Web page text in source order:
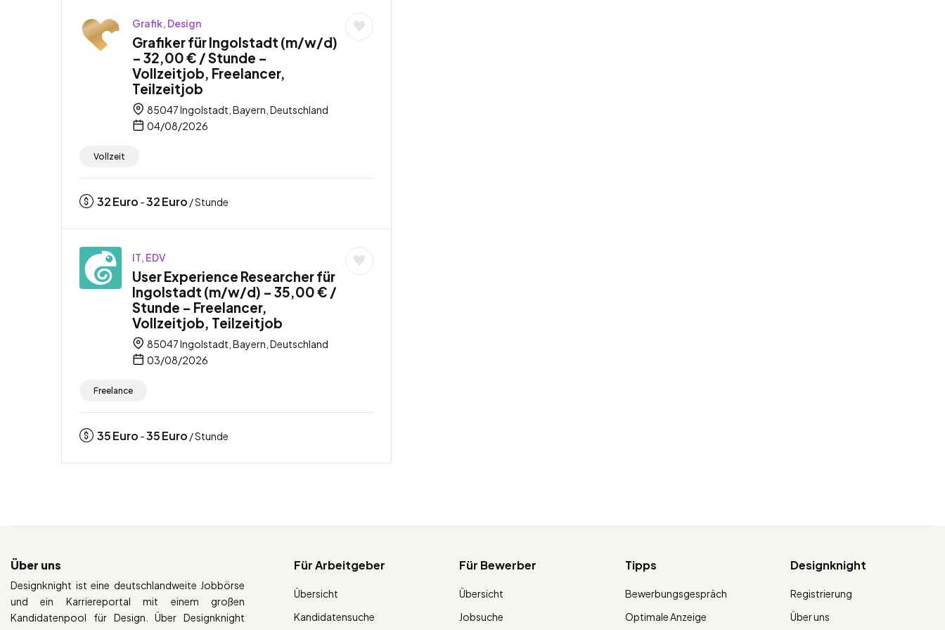
Grafik, Design
Grafiker für Ingolstadt (m/w/d)
– 32,00 € / Stunde –
Vollzeitjob, Freelancer,
Teilzeitjob
85047 Ingolstadt, Bayern, Deutschland
04/08/2026
Vollzeit
32Euro -32Euro / Stunde
IT, EDV
User Experience Researcher für
Ingolstadt (m/w/d) – 35,00 € /
Stunde – Freelancer,
Vollzeitjob, Teilzeitjob
85047 Ingolstadt, Bayern, Deutschland
03/08/2026
Freelance
35Euro -35Euro / Stunde
Über uns
Designknight ist eine deutschlandweite Jobbörse
und ein Karriereportal mit einem großen
Kandidatenpool für Design. Über Designknight
Für Arbeitgeber
Übersicht
Kandidatensuche
Für Bewerber
Übersicht
Jobsuche
Tipps
Bewerbungsgespräch
Optimale Anzeige
Designknight
Registrierung
Über uns